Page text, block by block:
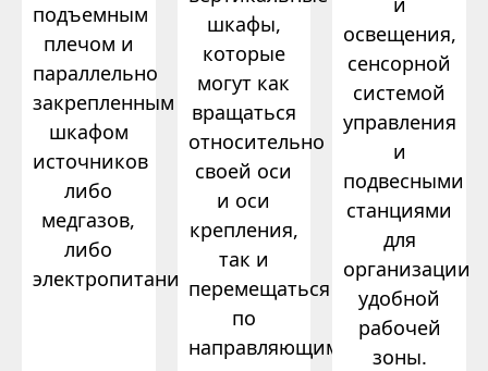
подъемным
плечом и
параллельно
закрепленным
шкафом
источников
либо
медгазов,
либо
электропитания.
шкафы,
которые
могут как
вращаться
относительно
своей оси
и оси
крепления,
так и
перемещаться
по
направляющим.
освещения,
сенсорной
системой
управления
и
подвесными
станциями
для
организации
удобной
рабочей
зоны.